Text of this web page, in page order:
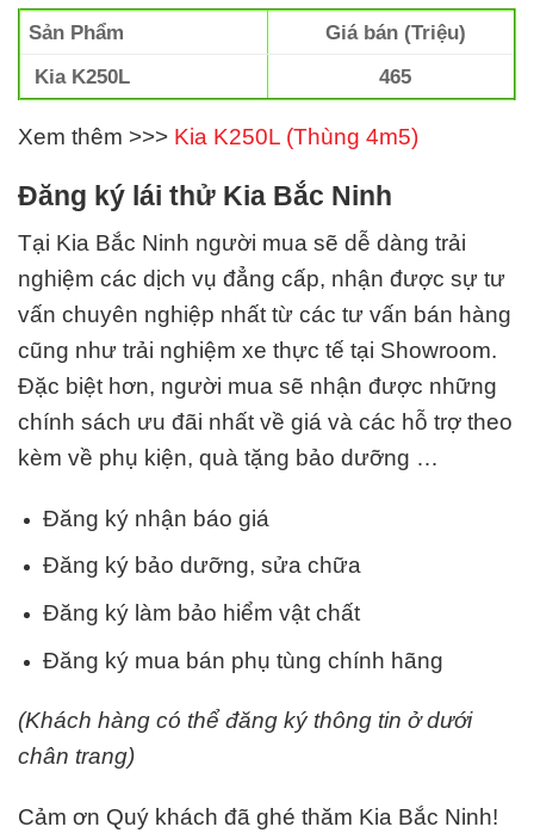
Sản Phẩm
Giá bán (Triệu)
Kia K250L
465
Xem thêm >>> Kia K250L (Thùng 4m5)
Đăng ký lái thử Kia Bắc Ninh
Tại Kia Bắc Ninh người mua sẽ dễ dàng trải
nghiệm các dịch vụ đẳng cấp, nhận được sự tư
vấn chuyên nghiệp nhất từ các tư vấn bán hàng
cũng như trải nghiệm xe thực tế tại Showroom.
Đặc biệt hơn, người mua sẽ nhận được những
chính sách ưu đãi nhất về giá và các hỗ trợ theo
kèm về phụ kiện, quà tặng bảo dưỡng …
Đăng ký nhận báo giá
Đăng ký bảo dưỡng, sửa chữa
Đăng ký làm bảo hiểm vật chất
Đăng ký mua bán phụ tùng chính hãng
(Khách hàng có thể đăng ký thông tin ở dưới
chân trang)
Cảm ơn Quý khách đã ghé thăm Kia Bắc Ninh!